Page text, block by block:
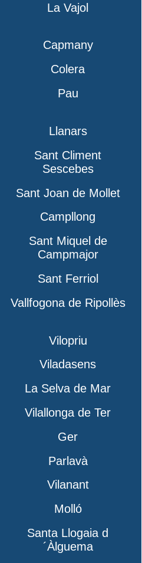
La Vajol
Capmany
Colera
Pau
Llanars
Sant Climent
Sescebes
Sant Joan de Mollet
Campllong
Sant Miquel de
Campmajor
Sant Ferriol
Vallfogona de Ripollès
Vilopriu
Viladasens
La Selva de Mar
Vilallonga de Ter
Ger
Parlavà
Vilanant
Molló
Santa Llogaia d
´Àlguema